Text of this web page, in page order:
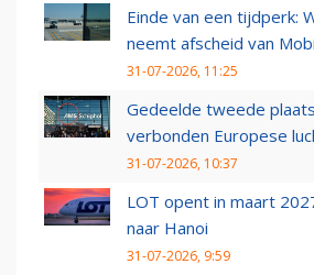
Einde van een tijdperk:
neemt afscheid van
31-07-2026, 11:25
Gedeelde tweede
verbonden Europese
31-07-2026, 10:37
LOT opent in maart
naar Hanoi
31-07-2026, 9:59